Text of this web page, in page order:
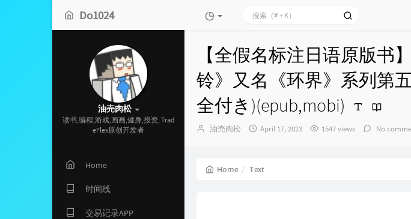
Do1024
油売肉松
读书,编程,游戏,画画,健身,投资, Trad
eFlex原创开发者
Home
时间线
交易记录APP
【全假名标注日语原版书
铃》又名《环界》系列第
全付き)(epub,mobi)
Author：
油売肉松
发
April 17, 2023 1547 views No
Home Text